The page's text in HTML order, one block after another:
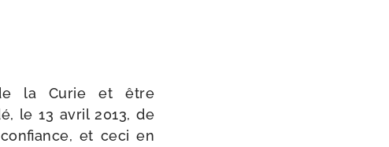
la Curie et être
le 13 avril 2013, de
et ceci en